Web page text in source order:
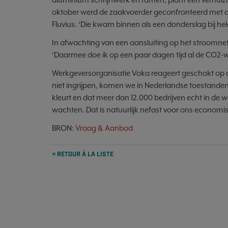
oktober werd de zaakvoerder geconfronteerd met
Fluvius. ‘Die kwam binnen als een donderslag bij
In afwachting van een aansluiting op het
‘Daarmee doe ik op een paar dagen tijd al de
Werkgeversorganisatie Voka reageert geschokt op
niet ingrijpen, komen we in Nederlandse
kleurt en dat meer dan 12.000 bedrijven echt in de
wachten. Dat is natuurlijk nefast voor ons
BRON: Vraag & Aanbod
« RETOUR À LA LISTE